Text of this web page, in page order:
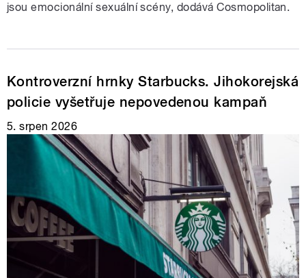
jsou emocionální sexuální scény, dodává Cosmopolitan.
Kontroverzní hrnky Starbucks. Jihokorejská
policie vyšetřuje nepovedenou kampaň
5. srpen 2026